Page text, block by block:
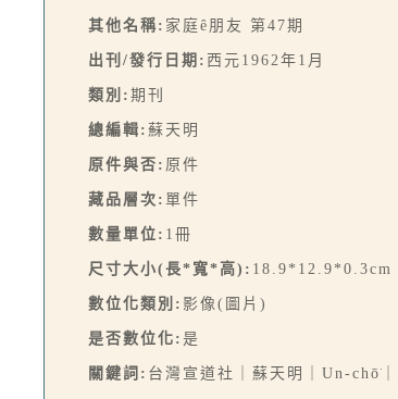
其他名稱: 家庭ê朋友 第47期
出刊/發行日期: 西元1962年1月
類別: 期刊
總編輯: 蘇天明
原件與否: 原件
藏品層次: 單件
數量單位: 1冊
尺寸大小(長*寬*高): 18.9*12.9*0.3cm
數位化類別: 影像(圖片)
是否數位化: 是
關鍵詞: 台灣宣道社｜蘇天明｜Un-chō͘